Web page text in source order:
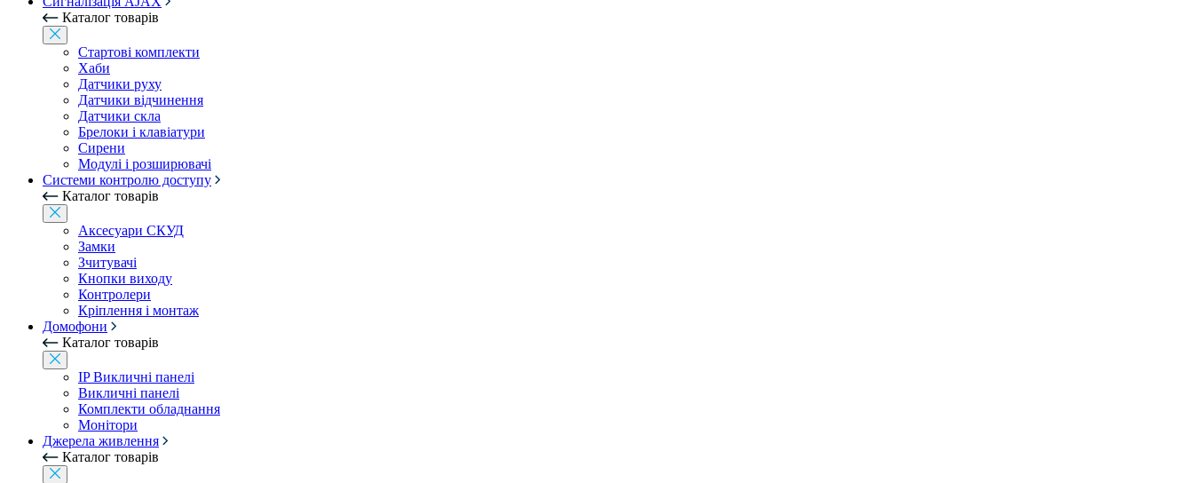
Каталог товарів
Стартові комплекти
Хаби
Датчики руху
Датчики відчинення
Датчики скла
Брелоки і клавіатури
Сирени
Модулі і розширювачі
Системи контролю доступу
Каталог товарів
Аксесуари СКУД
Замки
Зчитувачі
Кнопки виходу
Контролери
Кріплення і монтаж
Домофони
Каталог товарів
IP Викличні панелі
Викличні панелі
Комплекти обладнання
Монітори
Джерела живлення
Каталог товарів